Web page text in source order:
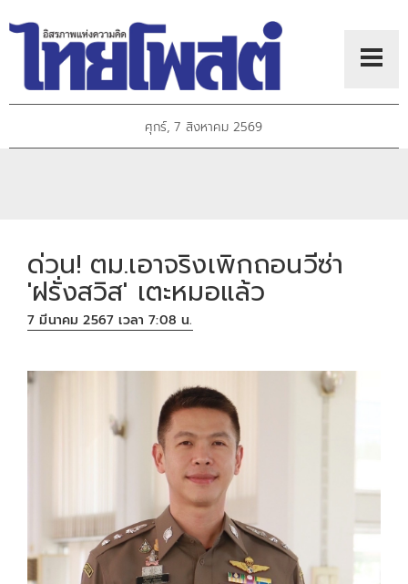
ศุกร์, 7 สิงหาคม 2569
ด่วน! ตม.เอาจริงเพิกถอนวีซ่า
'ฝรั่งสวิส' เตะหมอแล้ว
7 มีนาคม 2567 เวลา 7:08 น.